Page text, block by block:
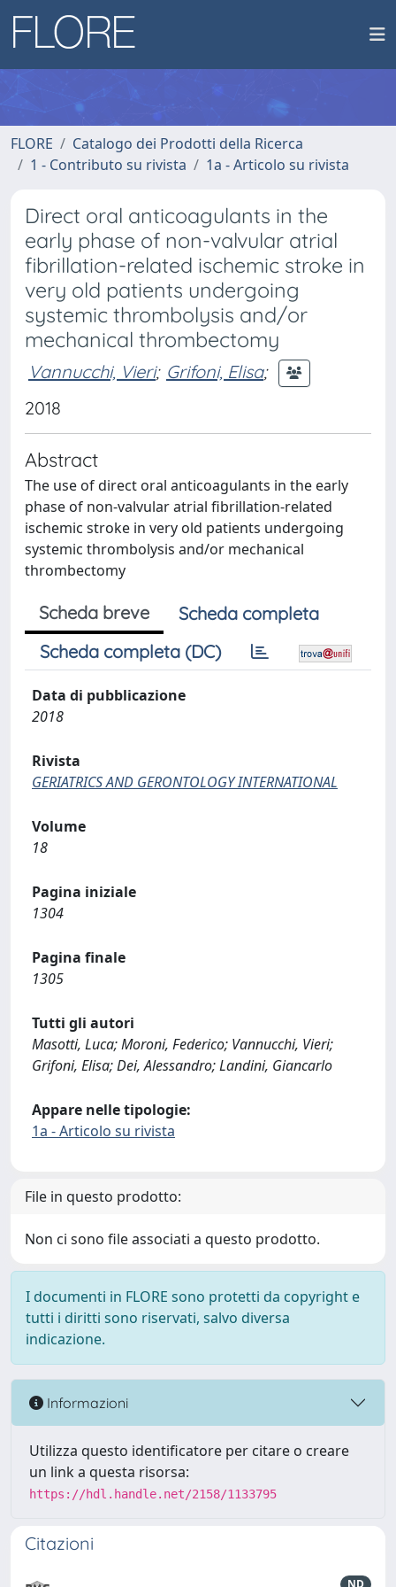
FLORE
Catalogo dei Prodotti della Ricerca
1 - Contributo su rivista
1a - Articolo su rivista
Direct oral anticoagulants in the
early phase of non-valvular atrial
fibrillation-related ischemic stroke in
very old patients undergoing
systemic thrombolysis and/or
mechanical thrombectomy
Vannucchi, Vieri; Grifoni, Elisa;
2018
Abstract
The use of direct oral anticoagulants in the early
phase of non-valvular atrial fibrillation-related
ischemic stroke in very old patients undergoing
systemic thrombolysis and/or mechanical
thrombectomy
Scheda breve
Scheda completa
Scheda completa (DC)
Data di pubblicazione
2018
Rivista
GERIATRICS AND GERONTOLOGY INTERNATIONAL
Volume
18
Pagina iniziale
1304
Pagina finale
1305
Tutti gli autori
Masotti, Luca; Moroni, Federico; Vannucchi, Vieri;
Grifoni, Elisa; Dei, Alessandro; Landini, Giancarlo
Appare nelle tipologie:
1a - Articolo su rivista
File in questo prodotto:
Non ci sono file associati a questo prodotto.
I documenti in FLORE sono protetti da copyright e
tutti i diritti sono riservati, salvo diversa
indicazione.
Informazioni
Utilizza questo identificatore per citare o creare
un link a questa risorsa:
https://hdl.handle.net/2158/1133795
Citazioni